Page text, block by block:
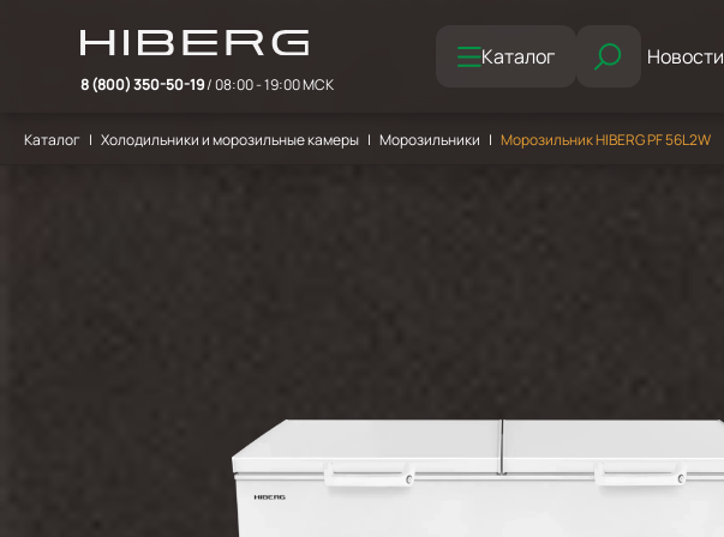
8 (800) 350-50-19/ 08:00 - 19:00 МСК
Каталог Новости
Каталог Холодильники и морозильные камеры Морозильники Морозильник HIBERG PF 56L2W